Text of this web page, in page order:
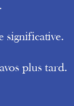
significative.
plus tard.